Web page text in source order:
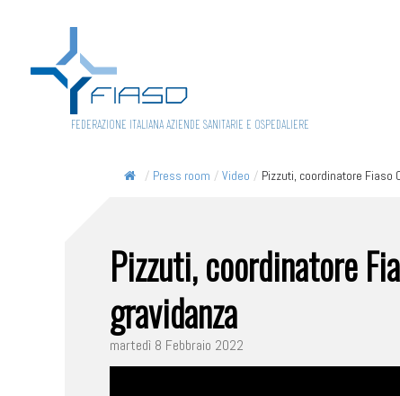
FEDERAZIONE ITALIANA AZIENDE SANITARIE E OSPEDALIERE
/ Press room / Video / Pizzuti, coordinatore Fiaso
Pizzuti, coordinatore
gravidanza
martedì 8 Febbraio 2022